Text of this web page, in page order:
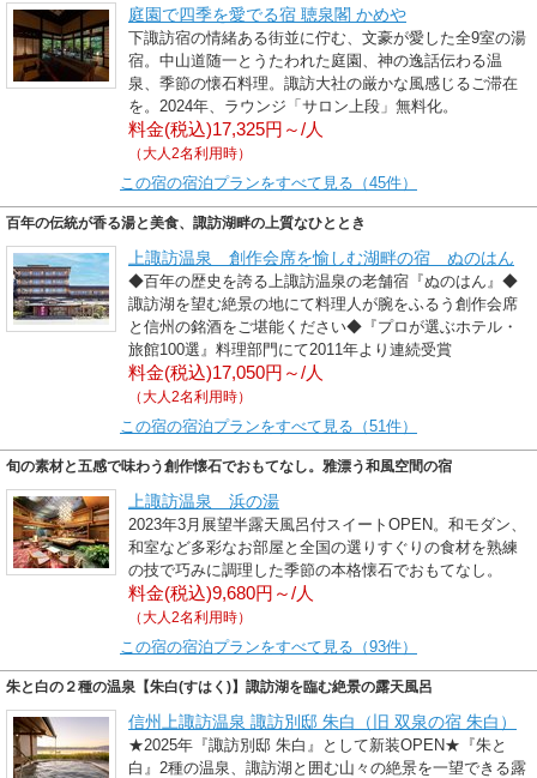
庭園で四季を愛でる宿 聴泉閣 かめや
下諏訪宿の情緒ある街並に佇む、文豪が愛した全9室の湯
宿。中山道随一とうたわれた庭園、神の逸話伝わる温
泉、季節の懐石料理。諏訪大社の厳かな風感じるご滞在
を。2024年、ラウンジ「サロン上段」無料化。
料金(税込)17,325円～/人
（大人2名利用時）
この宿の宿泊プランをすべて見る（45件）
百年の伝統が香る湯と美食、諏訪湖畔の上質なひととき
上諏訪温泉 創作会席を愉しむ湖畔の宿 ぬのはん
◆百年の歴史を誇る上諏訪温泉の老舗宿『ぬのはん』◆
諏訪湖を望む絶景の地にて料理人が腕をふるう創作会席
と信州の銘酒をご堪能ください◆『プロが選ぶホテル・
旅館100選』料理部門にて2011年より連続受賞
料金(税込)17,050円～/人
（大人2名利用時）
この宿の宿泊プランをすべて見る（51件）
旬の素材と五感で味わう創作懐石でおもてなし。雅漂う和風空間の宿
上諏訪温泉 浜の湯
2023年3月展望半露天風呂付スイートOPEN。和モダン、
和室など多彩なお部屋と全国の選りすぐりの食材を熟練
の技で巧みに調理した季節の本格懐石でおもてなし。
料金(税込)9,680円～/人
（大人2名利用時）
この宿の宿泊プランをすべて見る（93件）
朱と白の２種の温泉【朱白(すはく)】諏訪湖を臨む絶景の露天風呂
信州上諏訪温泉 諏訪別邸 朱白（旧 双泉の宿 朱白）
★2025年『諏訪別邸 朱白』として新装OPEN★『朱と
白』2種の温泉、諏訪湖と囲む山々の絶景を一望できる露